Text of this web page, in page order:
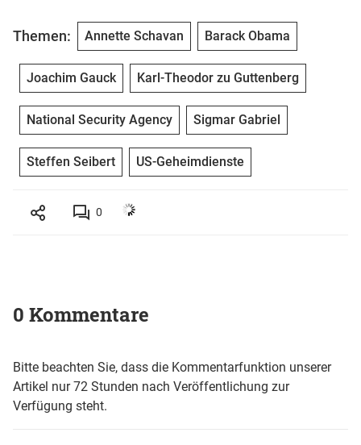
Themen: Annette Schavan Barack Obama
Joachim Gauck Karl-Theodor zu Guttenberg
National Security Agency Sigmar Gabriel
Steffen Seibert US-Geheimdienste
0
0 Kommentare
Bitte beachten Sie, dass die Kommentarfunktion unserer
Artikel nur 72 Stunden nach Veröffentlichung zur
Verfügung steht.